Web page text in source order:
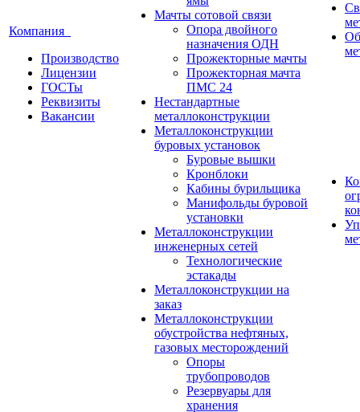
Компания
Производство
Лицензии
ГОСТы
Реквизиты
Вакансии
Мачты сотовой связи
Опора двойного
назначения ОДН
Прожекторные мачты
Прожекторная мачта
ПМС 24
Нестандартные
металлоконструкции
Металлоконструкции
буровых установок
Буровые вышки
Кронблоки
Кабины бурильщика
Манифольды буровой
установки
Металлоконструкции
инженерных сетей
Технологические
эстакады
Металлоконструкции на
заказ
Металлоконструкции
обустройства нефтяных,
газовых месторождений
Опоры
трубопроводов
Резервуары для
хранения